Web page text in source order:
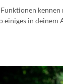
kennen
einiges in deinem